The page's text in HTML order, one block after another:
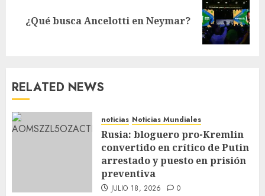
¿Qué busca Ancelotti en Neymar?
RELATED NEWS
noticias Noticias Mundiales
Rusia: bloguero pro-Kremlin
convertido en crítico de Putin
arrestado y puesto en prisión
preventiva
JULIO 18, 2026 0